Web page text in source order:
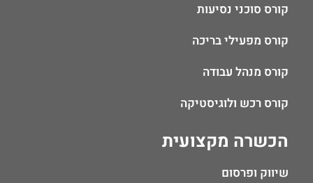
הכשרה מקצועית
שיווק ופרסום
קורס סוכני נסיעות
קורס מפעילי בריכה
קורס מנהל עבודה
קורס רכש ולוגיסטיקה